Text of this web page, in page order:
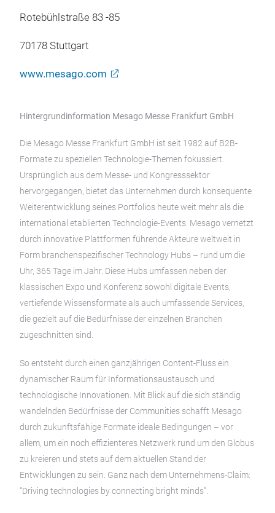
Rotebühlstraße 83 -85
70178 Stuttgart
www.mesago.com
Hintergrundinformation Mesago Messe Frankfurt GmbH
Die Mesago Messe Frankfurt GmbH ist seit 1982 auf B2B-
Formate zu speziellen Technologie-Themen fokussiert.
Ursprünglich aus dem Messe- und Kongresssektor
hervorgegangen, bietet das Unternehmen durch konsequente
Weiterentwicklung seines Portfolios heute weit mehr als die
international etablierten Technologie-Events. Mesago vernetzt
durch innovative Plattformen führende Akteure weltweit in
Form branchenspezifischer Technology Hubs – rund um die
Uhr, 365 Tage im Jahr. Diese Hubs umfassen neben der
klassischen Expo und Konferenz sowohl digitale Events,
vertiefende Wissensformate als auch umfassende Services,
die gezielt auf die Bedürfnisse der einzelnen Branchen
zugeschnitten sind.
So entsteht durch einen ganzjährigen Content-Fluss ein
dynamischer Raum für Informationsaustausch und
technologische Innovationen. Mit Blick auf die sich ständig
wandelnden Bedürfnisse der Communities schafft Mesago
durch zukunftsfähige Formate ideale Bedingungen – vor
allem, um ein noch effizienteres Netzwerk rund um den Globus
zu kreieren und stets auf dem aktuellen Stand der
Entwicklungen zu sein. Ganz nach dem Unternehmens-Claim:
“Driving technologies by connecting bright minds”.